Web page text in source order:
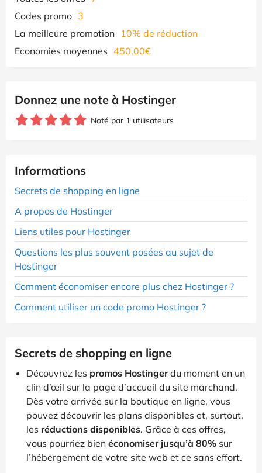
Codes promo 3
La meilleure promotion 10% de réduction
Economies moyennes 450,00€
Donnez une note à Hostinger
Noté par 1 utilisateurs
Informations
Secrets de shopping en ligne
A propos de Hostinger
Liens utiles pour Hostinger
Questions les plus souvent posées au sujet de
Hostinger
Comment économiser encore plus chez Hostinger ?
Comment utiliser un code promo Hostinger ?
Secrets de shopping en ligne
Découvrez les promos Hostingerdu moment en un
clin d’œil sur la page d’accueil du site marchand.
Dès votre arrivée sur la boutique en ligne, vous
pouvez découvrir les plans disponibles et, surtout,
les réductions disponibles. Grâce à ces offres,
vous pourriez bien économiser jusqu’à 80% sur
l’hébergement de votre site web et ce sans effort.